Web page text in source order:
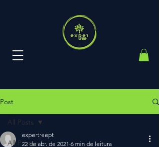
Post
All Posts
All Posts
expertreept
22 de abr. de 2021 6 min de leitura